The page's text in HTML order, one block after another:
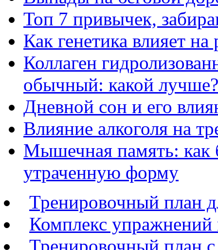
Топ 7 привычек,
Как генетика влияет
Коллаген
обычный: какой лучше?
Дневной сон и его
Влияние алкоголя на
Мышечная память: как
утраченную форму
Тренировочный план
Комплекс упражнений